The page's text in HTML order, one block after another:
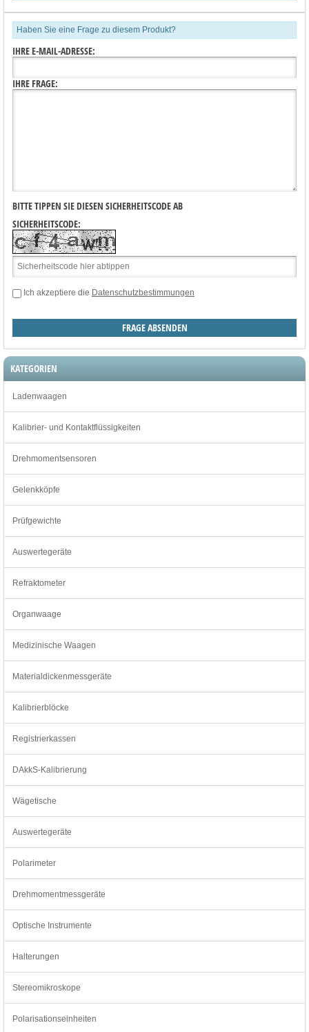
Haben Sie eine Frage zu diesem Produkt?
IHRE E-MAIL-ADRESSE:
IHRE FRAGE:
BITTE TIPPEN SIE DIESEN SICHERHEITSCODE AB
SICHERHEITSCODE:
Ich akzeptiere die Datenschutzbestimmungen
KATEGORIEN
Ladenwaagen
Kalibrier- und Kontaktflüssigkeiten
Drehmomentsensoren
Gelenkköpfe
Prüfgewichte
Auswertegeräte
Refraktometer
Organwaage
Medizinische Waagen
Materialdickenmessgeräte
Kalibrierblöcke
Registrierkassen
DAkkS-Kalibrierung
Wägetische
Auswertegeräte
Polarimeter
Drehmomentmessgeräte
Optische Instrumente
Halterungen
Stereomikroskope
Polarisationseinheiten